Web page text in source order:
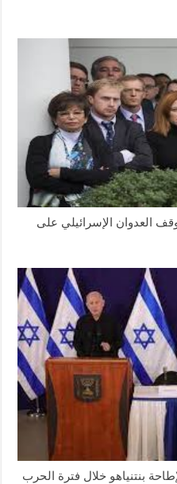
العدوان الإسرائيلي على
بنتنياهو خلال فترة الحرب